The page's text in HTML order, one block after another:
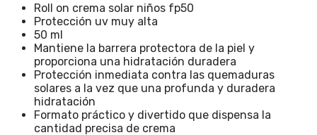
Roll on crema solar niños fp50
Protección uv muy alta
50 ml
Mantiene la barrera protectora de la piel y
proporciona una hidratación duradera
Protección inmediata contra las quemaduras
solares a la vez que una profunda y duradera
hidratación
Formato práctico y divertido que dispensa la
cantidad precisa de crema